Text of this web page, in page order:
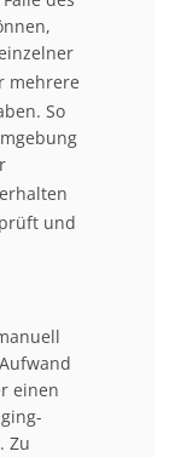
mehrere
So
und
einen
Zu